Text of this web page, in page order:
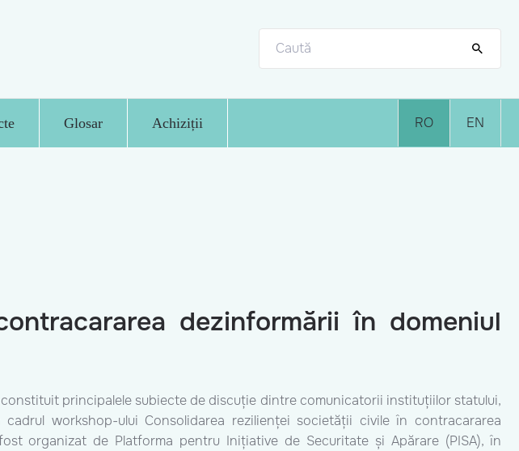
Glosar Achiziții RO EN
dezinformării în domeniul
principalele subiecte de discuție dintre comunicatorii instituțiilor statului,
workshop-ului Consolidarea rezilienței societății civile în contracararea
organizat de Platforma pentru Inițiative de Securitate și Apărare (PISA), în